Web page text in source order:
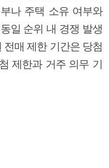
나 주택 소유 여부와
일 순위 내 경쟁 발생
매 제한 기간은 당첨
제한과 거주 의무 기